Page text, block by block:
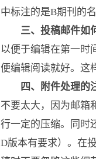
中标注的是B期刊的
三、投稿邮件如
以便于编辑在第一时
便编辑阅读就好。这
四、附件处理的
不要太大，因为邮箱
行一定的压缩。同时
D版本有要求）。在